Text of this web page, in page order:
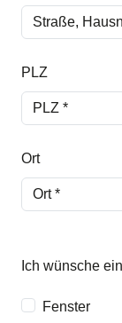
PLZ
Ort
Ich wünsche
Fenster